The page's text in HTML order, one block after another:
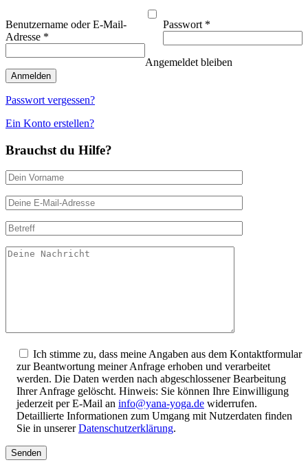
Benutzername oder E-Mail-
Adresse *
Passwort *
Angemeldet bleiben
Anmelden
Passwort vergessen?
Ein Konto erstellen?
Brauchst du Hilfe?
Ich stimme zu, dass meine Angaben aus dem Kontaktformular
zur Beantwortung meiner Anfrage erhoben und verarbeitet
werden. Die Daten werden nach abgeschlossener Bearbeitung
Ihrer Anfrage gelöscht. Hinweis: Sie können Ihre Einwilligung
jederzeit per E-Mail an info@yana-yoga.de widerrufen.
Detaillierte Informationen zum Umgang mit Nutzerdaten finden
Sie in unsererDatenschutzerklärung.